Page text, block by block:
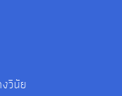
วินัย